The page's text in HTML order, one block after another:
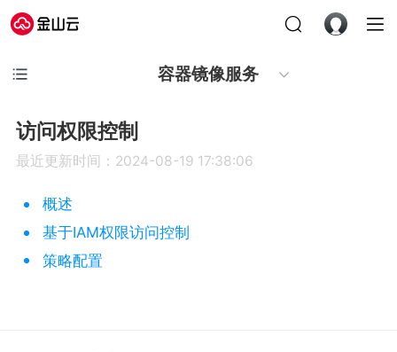
容器镜像服务
访问权限控制
最近更新时间：2024-08-19 17:38:06
概述
基于IAM权限访问控制
策略配置